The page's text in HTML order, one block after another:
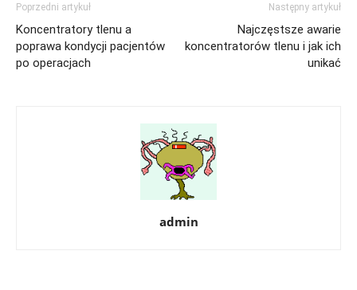
Poprzedni artykuł
Koncentratory tlenu a
poprawa kondycji pacjentów
po operacjach
Następny artykuł
Najczęstsze awarie
koncentratorów tlenu i jak ich
unikać
admin